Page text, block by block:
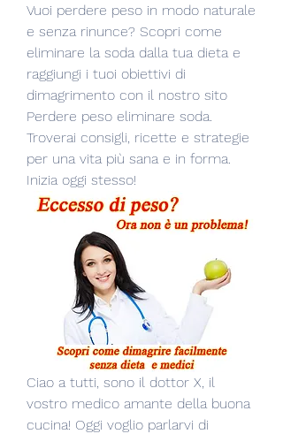
Vuoi perdere peso in modo naturale
e senza rinunce? Scopri come
eliminare la soda dalla tua dieta e
raggiungi i tuoi obiettivi di
dimagrimento con il nostro sito
Perdere peso eliminare soda.
Troverai consigli, ricette e strategie
per una vita più sana e in forma.
Inizia oggi stesso!
Ciao a tutti, sono il dottor X, il
vostro medico amante della buona
cucina! Oggi voglio parlarvi di